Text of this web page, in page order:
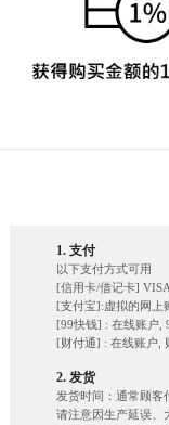
1. 支付
以下支付方式可用
[信用卡/借记卡]
[支付宝]:虚拟的网上
[99快钱] : 在线账户,
[财付通] : 在线账户,
2. 发货
发货时间：通常顾客
请注意因生产延误、